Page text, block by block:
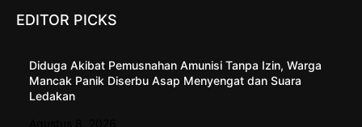
EDITOR PICKS
Diduga Akibat Pemusnahan Amunisi Tanpa Izin, Warga
Mancak Panik Diserbu Asap Menyengat dan Suara
Ledakan